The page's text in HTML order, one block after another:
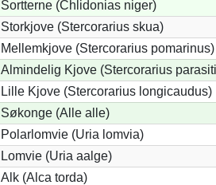
Sortterne (Chlidonias niger)
Storkjove (Stercorarius skua)
Mellemkjove (Stercorarius pomarinus)
Almindelig Kjove (Stercorarius
Lille Kjove (Stercorarius longicaudus)
Søkonge (Alle alle)
Polarlomvie (Uria lomvia)
Lomvie (Uria aalge)
Alk (Alca torda)